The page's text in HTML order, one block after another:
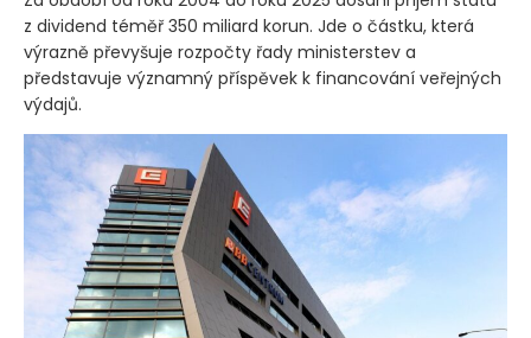
Za období od roku 2004 do roku 2025 dosáhl příjem státu
z dividend téměř 350 miliard korun. Jde o částku, která
výrazně převyšuje rozpočty řady ministerstev a
představuje významný příspěvek k financování veřejných
výdajů.